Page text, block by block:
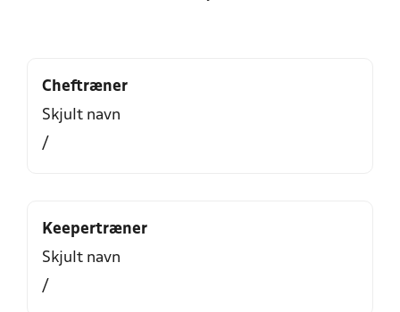
Cheftræner
Skjult navn
/
Keepertræner
Skjult navn
/